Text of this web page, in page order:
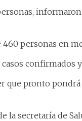
personas en
confirmados
que pronto
la secretaría de